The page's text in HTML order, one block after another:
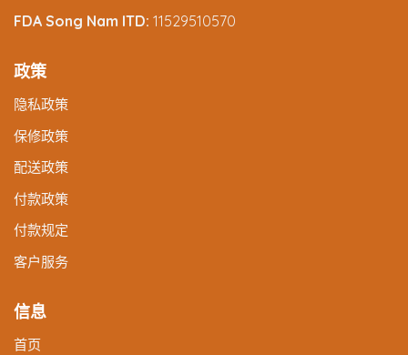
FDA Song Nam ITD: 11529510570
政策
隐私政策
保修政策
配送政策
付款政策
付款规定
客户服务
信息
首页